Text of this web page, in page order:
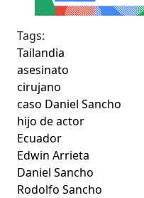
Tags:
Tailandia
asesinato
cirujano
caso Daniel Sancho
hijo de actor
Ecuador
Edwin Arrieta
Daniel Sancho
Rodolfo Sancho